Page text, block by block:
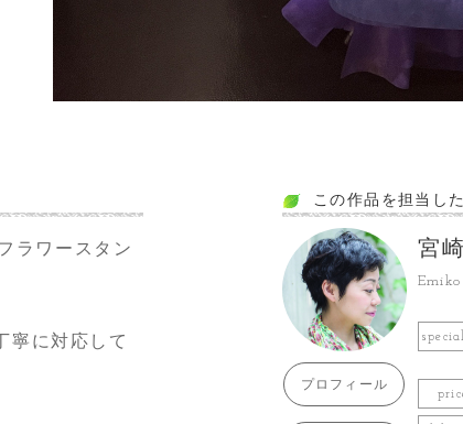
ラワースタン
寧に対応して
この作品を担当し
プロフィール
宮